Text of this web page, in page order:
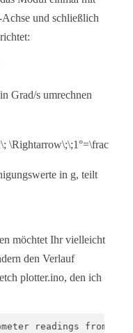
deg/s");
{
und schließlich
Grad/s umrechnen
in g, teilt
möchtet Ihr vielleicht
den Verlauf
plotter.ino, den ich
readings from